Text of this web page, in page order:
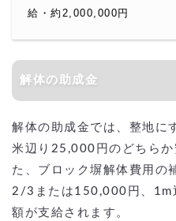
給・約2,000,000円
解体の助成金
解体の助成金では、整地に
米辺り25,000円のどちらか
た、ブロック塀解体費用の
2/3または150,000円、1m
額が支給されます。